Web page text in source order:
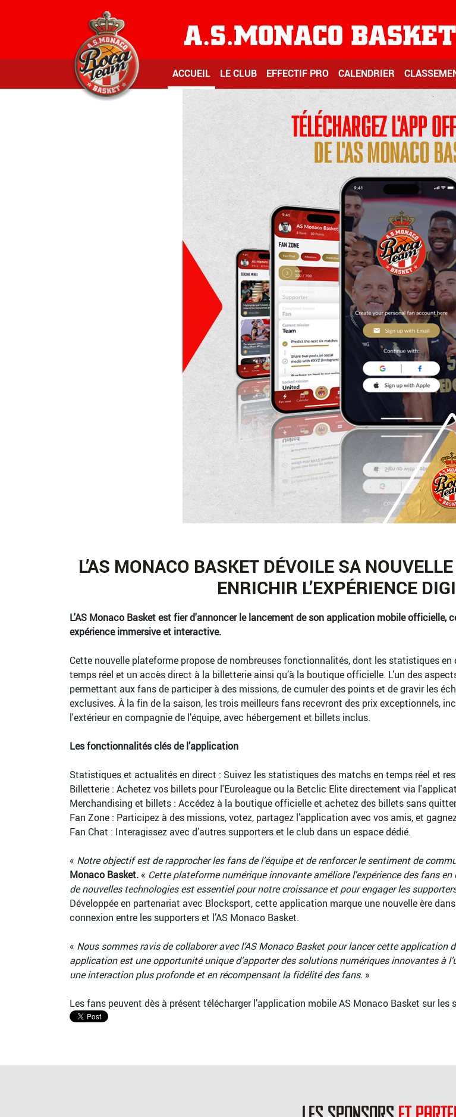
ACCUEIL LE CLUB EFFECTIF PRO CALENDRIER
L’AS MONACO BASKET DÉVOILE SA
ENRICHIR L’EXPÉRIENCE
L'AS Monaco Basket est fier d'annoncer le lancement de son application mobile officielle,
expérience immersive et interactive.
Cette nouvelle plateforme propose de nombreuses fonctionnalités, dont les statistiques
temps réel et un accès direct à la billetterie ainsi qu’à la boutique officielle. L’un des
permettant aux fans de participer à des missions, de cumuler des points et de gravir les
exclusives. À la fin de la saison, les trois meilleurs fans recevront des prix exceptionnels,
l'extérieur en compagnie de l’équipe, avec hébergement et billets inclus.
Les fonctionnalités clés de l’application
Statistiques et actualités en direct : Suivez les statistiques des matchs en temps réel et
Billetterie : Achetez vos billets pour l'Euroleague ou la Betclic Elite directement via
Merchandising et billets : Accédez à la boutique officielle et achetez des billets sans
Fan Zone : Participez à des missions, votez, partagez l’application avec vos amis, et
Fan Chat : Interagissez avec d’autres supporters et le club dans un espace dédié.
« Notre objectif est de rapprocher les fans de l’équipe et de renforcer le sentiment de
Monaco Basket.« Cette plateforme numérique innovante améliore l'expérience des fans
de nouvelles technologies est essentiel pour notre croissance et pour engager les
Développée en partenariat avec Blocksport, cette application marque une nouvelle ère
connexion entre les supporters et l’AS Monaco Basket.
« Nous sommes ravis de collaborer avec l’AS Monaco Basket pour lancer cette application
application est une opportunité unique d’apporter des solutions numériques innovantes à
une interaction plus profonde et en récompensant la fidélité des fans. »
Les fans peuvent dès à présent télécharger l’application mobile AS Monaco Basket sur les